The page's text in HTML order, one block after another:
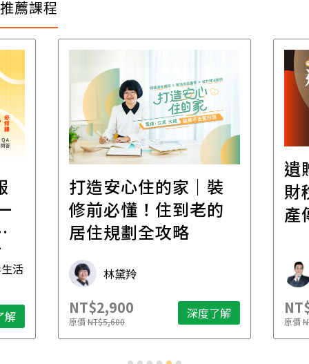
推薦課程
活
解
打造安心住的家｜裝
修前必懂！住到老的
居住規劃全攻略
林黛羚
NT$2,900
原價NT$5,600 深度了解
遺
財
產
原價